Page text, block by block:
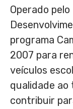
Operado
programa
2007 para
veículos
qualidade
contribuir